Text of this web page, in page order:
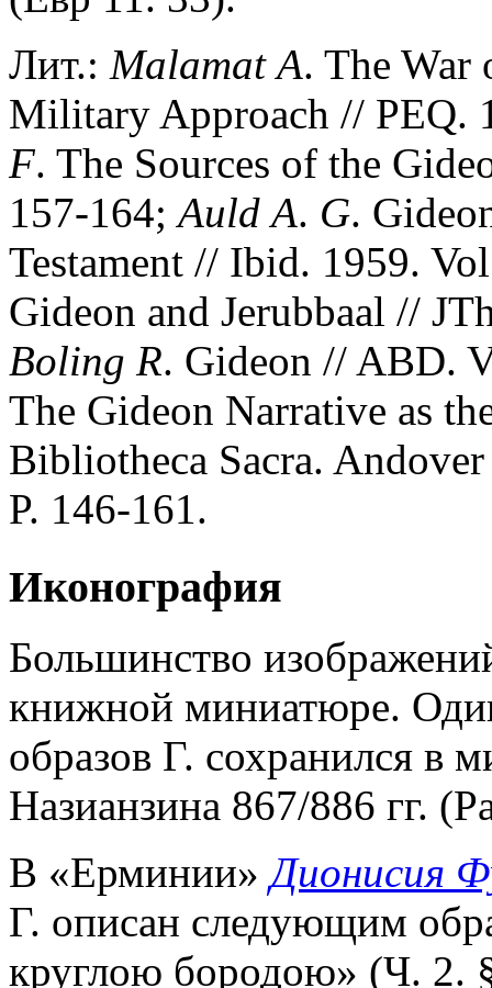
Лит.: Malamat A. The
Military Approach // PEQ.
F. The Sources of the
157-164;Auld A. G.
Testament // Ibid. 1959.
Gideon and Jerubbaal //
Boling R. Gideon // ABD.
The Gideon Narrative as
Bibliotheca Sacra.
P. 146-161.
Иконография
Большинство
книжной миниатюре.
образов Г. сохранился в
Назианзина 867/886 гг.
В «Ерминии»Дионисия
Г. описан следующим
круглою бородою» (Ч. 2.